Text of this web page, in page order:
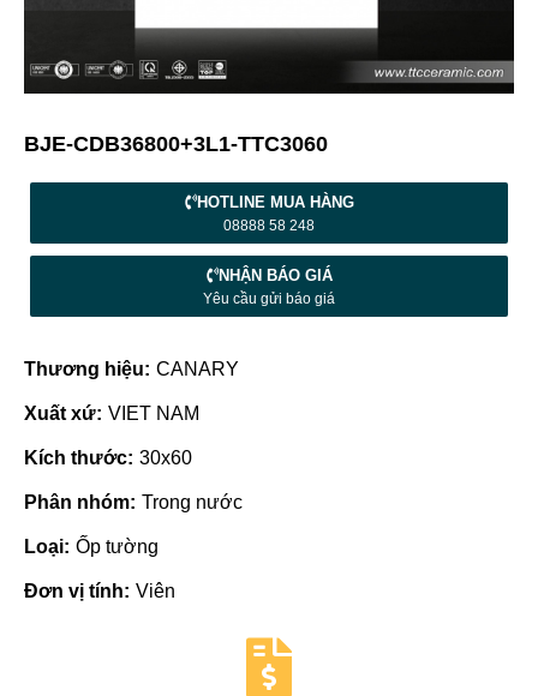
BJE-CDB36800+3L1-TTC3060
HOTLINE MUA HÀNG
08888 58 248
NHẬN BÁO GIÁ
Yêu cầu gửi báo giá
Thương hiệu: CANARY
Xuất xứ: VIET NAM
Kích thước: 30x60
Phân nhóm: Trong nước
Loại: Ốp tường
Đơn vị tính: Viên